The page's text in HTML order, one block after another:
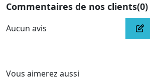
Commentaires de nos clients(0)
Aucun avis
Vous aimerez aussi